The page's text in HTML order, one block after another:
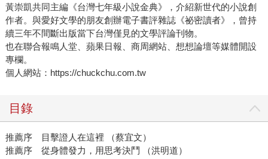
黃崇凱共同主編《台灣七年級小說金典》，介紹新世代的小說創
作者。與愛好文學的朋友創辦電子書評雜誌《祕密讀者》，曾持
續三年不間斷出版當下台灣僅見的文學評論刊物。
也在聯合報鳴人堂、蘋果日報、商周網站、想想論壇等媒體開設
專欄。
個人網站：https://chuckchu.com.tw
目錄
推薦序 目擊證人在這裡 （蔡宜文）
推薦序 從身體發力，用思考決鬥 （洪明道）